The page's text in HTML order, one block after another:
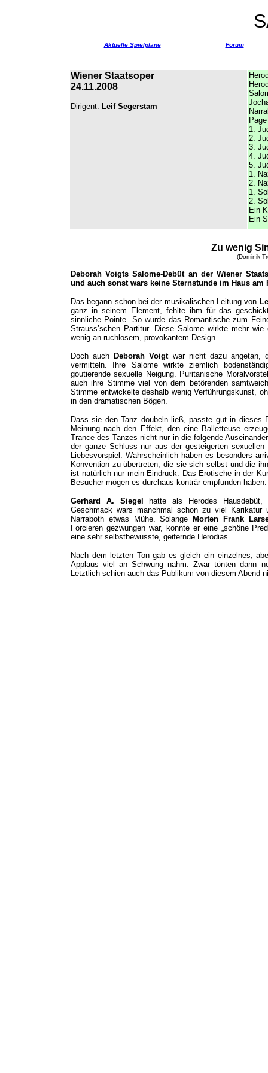
Aktuelle Spielpläne Forum
Wiener Staatsoper
24.11.2008
Dirigent: Leif Segerstam
1.
2.
3.
4.
5.
1.
2.
1.
2.
Ein
Ein
Zu wenig
(Dominik
Deborah Voigts Salome-Debüt an der Wiener
und auch sonst wars keine Sternstunde im Haus am
Das begann schon bei der musikalischen Leitung von
ganz in seinem Element, fehlte ihm für das
sinnliche Pointe. So wurde das Romantische zum
Strauss’schen Partitur. Diese Salome wirkte mehr
wenig an ruchlosem, provokantem Design.
Doch auch Deborah Voigtwar nicht dazu angetan,
vermitteln. Ihre Salome wirkte ziemlich
goutierende sexuelle Neigung. Puritanische
auch ihre Stimme viel von dem betörenden
Stimme entwickelte deshalb wenig Verführungskunst,
in den dramatischen Bögen.
Dass sie den Tanz doubeln ließ, passte gut in dieses
Meinung nach den Effekt, den eine Balletteuse
Trance des Tanzes nicht nur in die folgende
der ganze Schluss nur aus der gesteigerten
Liebesvorspiel. Wahrscheinlich haben es besonders
Konvention zu übertreten, die sie sich selbst und die
ist natürlich nur mein Eindruck. Das Erotische in der
Besucher mögen es durchaus konträr empfunden haben.
Gerhard A. Siegel
hatte als Herodes
Geschmack wars manchmal schon zu viel
Narraboth etwas Mühe. Solange
Morten Frank
Forcieren gezwungen war, konnte er eine „schöne
eine sehr selbstbewusste, geifernde Herodias.
Nach dem letzten Ton gab es gleich ein einzelnes,
Applaus viel an Schwung nahm. Zwar tönten dann
Letztlich schien auch das Publikum von diesem Abend